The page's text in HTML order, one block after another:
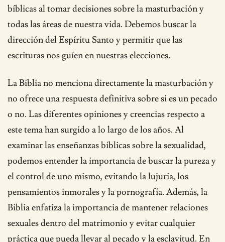
bíblicas al tomar decisiones sobre la masturbación y
todas las áreas de nuestra vida. Debemos buscar la
dirección del Espíritu Santo y permitir que las
escrituras nos guíen en nuestras elecciones.
La Biblia no menciona directamente la masturbación y
no ofrece una respuesta definitiva sobre si es un pecado
o no. Las diferentes opiniones y creencias respecto a
este tema han surgido a lo largo de los años. Al
examinar las enseñanzas bíblicas sobre la sexualidad,
podemos entender la importancia de buscar la pureza y
el control de uno mismo, evitando la lujuria, los
pensamientos inmorales y la pornografía. Además, la
Biblia enfatiza la importancia de mantener relaciones
sexuales dentro del matrimonio y evitar cualquier
práctica que pueda llevar al pecado y la esclavitud. En